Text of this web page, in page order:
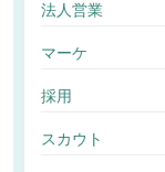
法人営業
マーケ
採用
スカウト